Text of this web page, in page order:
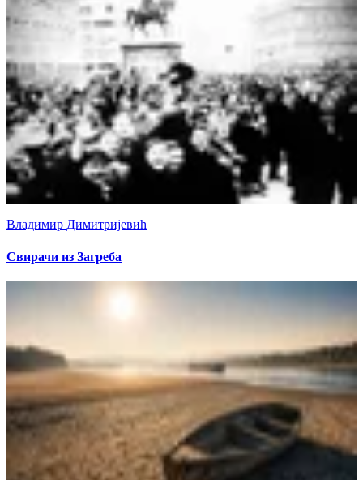
Владимир Димитријевић
Свирачи из Загреба